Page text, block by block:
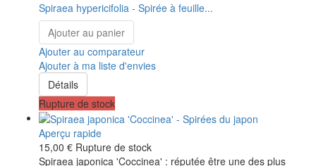
Spiraea hypericifolia - Spirée à feuille...
Ajouter au panier
Ajouter au comparateur
Ajouter à ma liste d'envies
Détails
Rupture de stock
Aperçu rapide
15,00 € Rupture de stock
Spiraea japonica 'Coccinea' : réputée être une des plus